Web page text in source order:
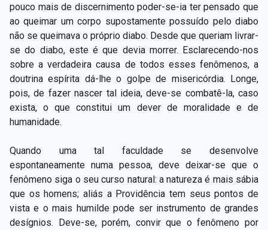
pouco mais de discernimento poder-se-ia ter pensado que
ao queimar um corpo supostamente possuído pelo diabo
não se queimava o próprio diabo. Desde que queriam livrar-
se do diabo, este é que devia morrer. Esclarecendo-nos
sobre a verdadeira causa de todos esses fenômenos, a
doutrina espírita dá-lhe o golpe de misericórdia. Longe,
pois, de fazer nascer tal ideia, deve-se combatê-la, caso
exista, o que constitui um dever de moralidade e de
humanidade.
Quando uma tal faculdade se desenvolve
espontaneamente numa pessoa, deve deixar-se que o
fenômeno siga o seu curso natural: a natureza é mais sábia
que os homens; aliás a Providência tem seus pontos de
vista e o mais humilde pode ser instrumento de grandes
desígnios. Deve-se, porém, convir que o fenômeno por